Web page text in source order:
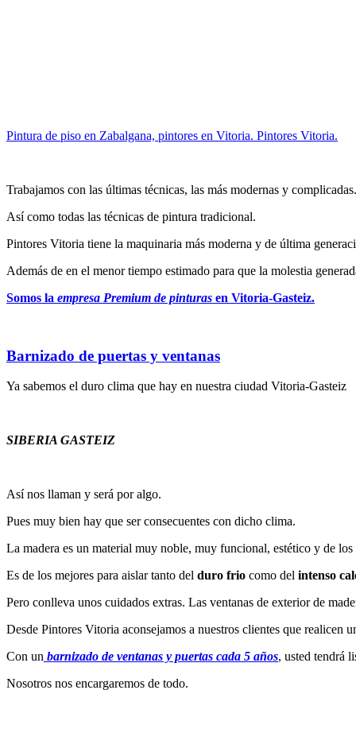
Pintura de piso en Zabalgana, pintores en Vitoria. Pintores Vitoria.
Trabajamos con las últimas técnicas, las más modernas y complicadas.
Así como todas las técnicas de pintura tradicional.
Pintores Vitoria tiene la maquinaria más moderna y de última
Además de en el menor tiempo estimado para que la molestia
Somos la empresa Premium de pinturas en Vitoria-Gasteiz.
Barnizado de puertas y ventanas
Ya sabemos el duro clima que hay en nuestra ciudad Vitoria-Gasteiz
SIBERIA GASTEIZ
Así nos llaman y será por algo.
Pues muy bien hay que ser consecuentes con dicho clima.
La madera es un material muy noble, muy funcional, estético y de los
Es de los mejores para aislar tanto del duro frio como del intenso
Pero conlleva unos cuidados extras. Las ventanas de exterior de
Desde Pintores Vitoria aconsejamos a nuestros clientes que realicen
Con un barnizado de ventanas y puertas cada 5 años, usted tendrá
Nosotros nos encargaremos de todo.